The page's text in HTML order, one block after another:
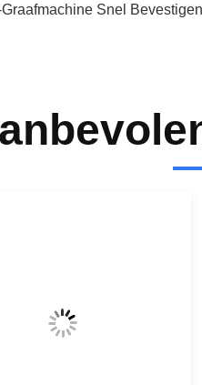
Graafmachine Snel Bevestigen